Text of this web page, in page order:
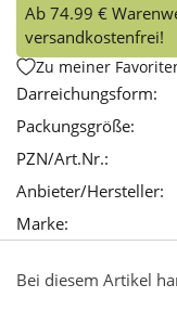
Ab 74.99 €
versandkostenfrei!
Zu meiner
Darreichungsform:
Packungsgröße:
PZN/Art.Nr.:
Anbieter/Hersteller:
Marke:
Bei diesem Artikel